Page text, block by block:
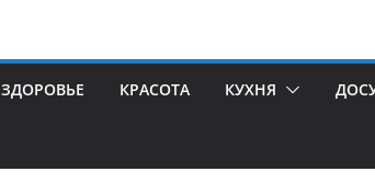
ЗДОРОВЬЕ КРАСОТА КУХНЯ